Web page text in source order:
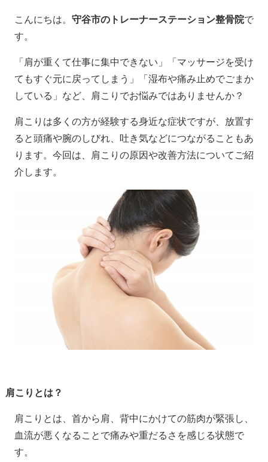
こんにちは。 守谷市のトレーナーステーション整骨院で
す。
「肩が重くて仕事に集中できない」「マッサージを受け
てもすぐ元に戻ってしまう」「湿布や痛み止めでごまか
している」など、肩こりでお悩みではありませんか？
肩こりは多くの方が経験する身近な症状ですが、放置す
ると頭痛や腕のしびれ、吐き気などにつながることもあ
ります。今回は、肩こりの原因や改善方法についてご紹
介します。
肩こりとは？
肩こりとは、首から肩、背中にかけての筋肉が緊張し、
血流が悪くなることで痛みや重だるさを感じる状態で
す。